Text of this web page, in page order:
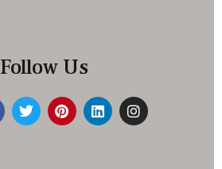
Follow Us